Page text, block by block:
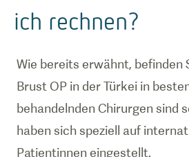
ich rechnen?
Wie bereits erwähnt, befinden
Brust OP in der Türkei in
behandelnden Chirurgen sind
haben sich speziell auf
Patientinnen eingestellt.